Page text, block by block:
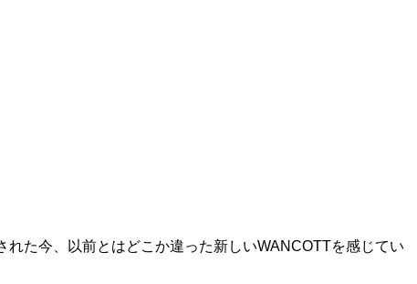
た今、以前とはどこか違った新しいWANCOTTを感じてい